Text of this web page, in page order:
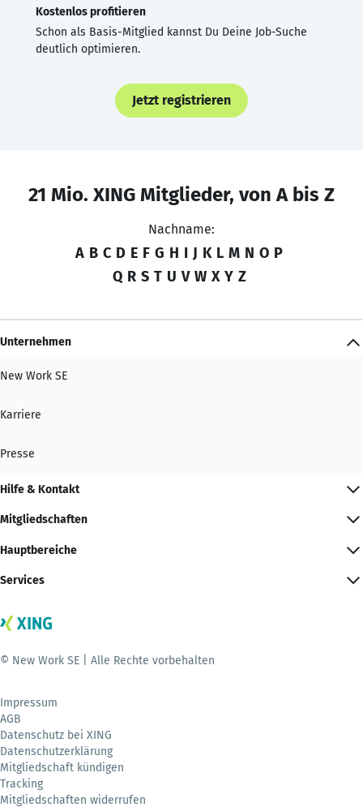
Kostenlos profitieren
Schon als Basis-Mitglied kannst Du Deine Job-Suche
deutlich optimieren.
Jetzt registrieren
21 Mio. XING Mitglieder, von A bis Z
Nachname:
A B C D E F G H I J K L M N O P
Q R S T U V W X Y Z
Unternehmen
New Work SE
Karriere
Presse
Hilfe & Kontakt
Mitgliedschaften
Hauptbereiche
Services
© New Work SE | Alle Rechte vorbehalten
Impressum
AGB
Datenschutz bei XING
Datenschutzerklärung
Mitgliedschaft kündigen
Tracking
Mitgliedschaften widerrufen